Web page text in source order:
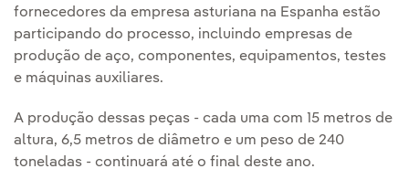
fornecedores da empresa asturiana na Espanha estão
participando do processo, incluindo empresas de
produção de aço, componentes, equipamentos, testes
e máquinas auxiliares.
A produção dessas peças - cada uma com 15 metros de
altura, 6,5 metros de diâmetro e um peso de 240
toneladas - continuará até o final deste ano.